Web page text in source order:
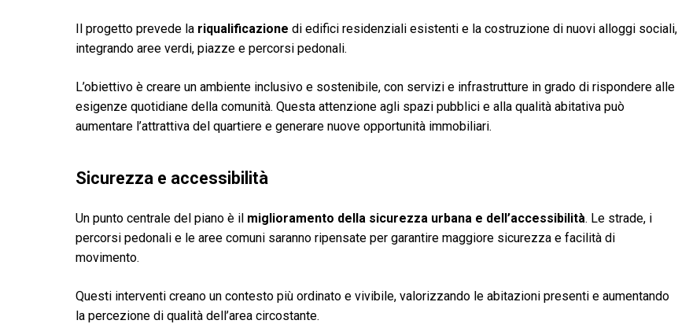
Il progetto prevede la riqualificazione di edifici residenziali esistenti e la costruzione di nuovi alloggi sociali,
integrando aree verdi, piazze e percorsi pedonali.
L’obiettivo è creare un ambiente inclusivo e sostenibile, con servizi e infrastrutture in grado di rispondere alle
esigenze quotidiane della comunità. Questa attenzione agli spazi pubblici e alla qualità abitativa può
aumentare l’attrattiva del quartiere e generare nuove opportunità immobiliari.
Sicurezza e accessibilità
Un punto centrale del piano è il miglioramento della sicurezza urbana e dell’accessibilità. Le strade, i
percorsi pedonali e le aree comuni saranno ripensate per garantire maggiore sicurezza e facilità di
movimento.
Questi interventi creano un contesto più ordinato e vivibile, valorizzando le abitazioni presenti e aumentando
la percezione di qualità dell’area circostante.